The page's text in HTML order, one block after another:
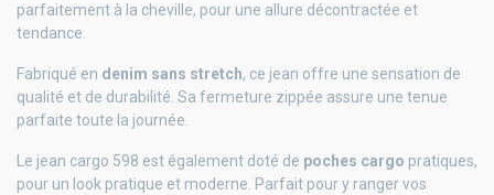
parfaitement à la cheville, pour une allure décontractée et
tendance.
Fabriqué en denim sans stretch, ce jean offre une sensation de
qualité et de durabilité. Sa fermeture zippée assure une tenue
parfaite toute la journée.
Le jean cargo 598 est également doté de poches cargo pratiques,
pour un look pratique et moderne. Parfait pour y ranger vos